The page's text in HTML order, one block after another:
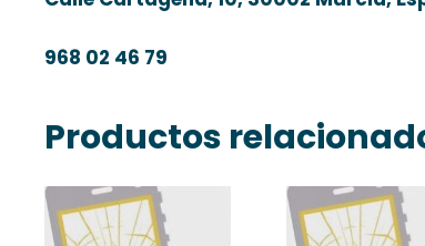
968 02 46 79
Productos